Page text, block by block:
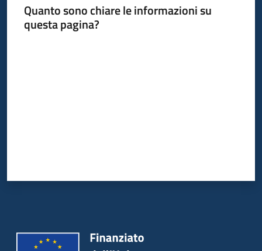
Quanto sono chiare le informazioni su
questa pagina?